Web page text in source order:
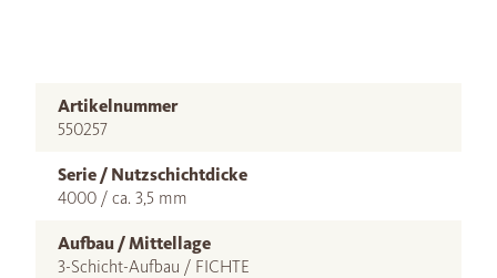
Artikelnummer
550257
Serie / Nutzschichtdicke
4000 / ca. 3,5 mm
Aufbau / Mittellage
3-Schicht-Aufbau / FICHTE